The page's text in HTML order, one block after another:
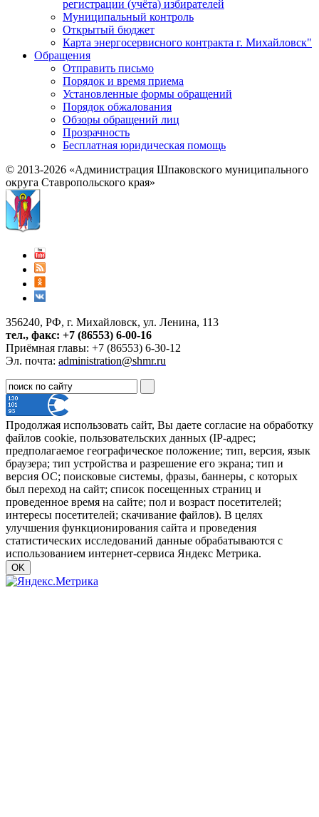
регистрации (учёта) избирателей
Муниципальный контроль
Открытый бюджет
Карта энергосервисного контракта г. Михайловск"
Обращения
Отправить письмо
Порядок и время приема
Установленные формы обращений
Порядок обжалования
Обзоры обращений лиц
Прозрачность
Бесплатная юридическая помощь
© 2013-2026 «Администрация Шпаковского муниципального
округа Ставропольского края»
356240, РФ, г. Михайловск, ул. Ленина, 113
тел., факс: +7 (86553) 6-00-16
Приёмная главы: +7 (86553) 6-30-12
Эл. почта: administration@shmr.ru
Продолжая использовать сайт, Вы даете согласие на обработку
файлов cookie, пользовательских данных (IP-адрес;
предполагаемое географическое положение; тип, версия, язык
браузера; тип устройства и разрешение его экрана; тип и
версия ОС; поисковые системы, фразы, баннеры, с которых
был переход на сайт; список посещенных страниц и
проведенное время на сайте; пол и возраст посетителей;
интересы посетителей; скачивание файлов). В целях
улучшения функционирования сайта и проведения
статистических исследований данные обрабатываются с
использованием интернет-сервиса Яндекс Метрика.
OK